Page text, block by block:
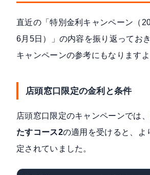
直近の「特別金利キャンペーン（
6月5日）」の内容を振り返ってお
キャンペーンの参考にもなりますよ
店頭窓口限定の金利と条件
店頭窓口限定のキャンペーンでは、
たすコース2の適用を受けると、よ
定されていました。